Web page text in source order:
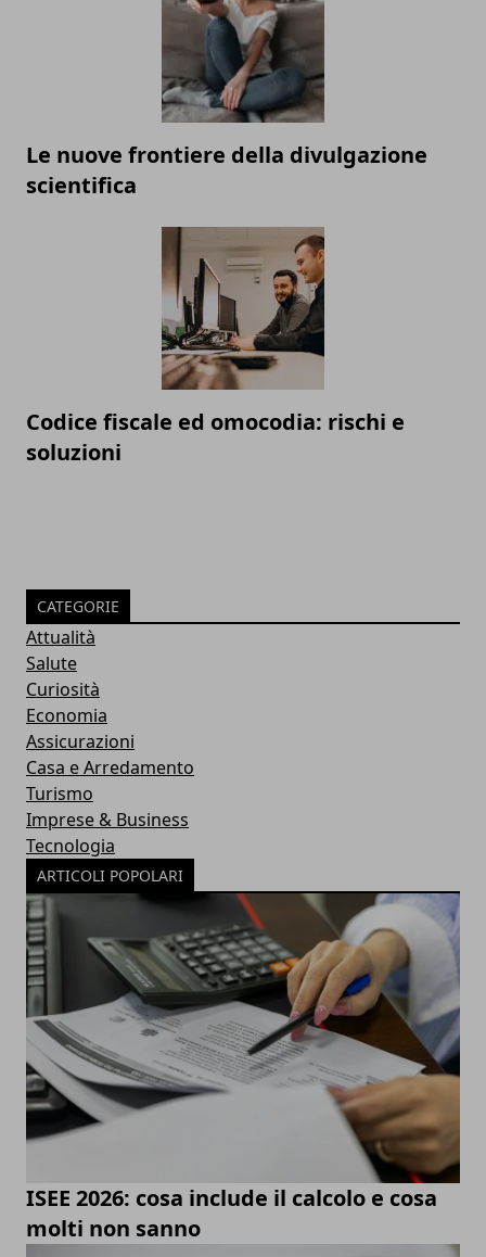
Le nuove frontiere della divulgazione
scientifica
Codice fiscale ed omocodia: rischi e
soluzioni
CATEGORIE
Attualità
Salute
Curiosità
Economia
Assicurazioni
Casa e Arredamento
Turismo
Imprese & Business
Tecnologia
ARTICOLI POPOLARI
ISEE 2026: cosa include il calcolo e cosa
molti non sanno